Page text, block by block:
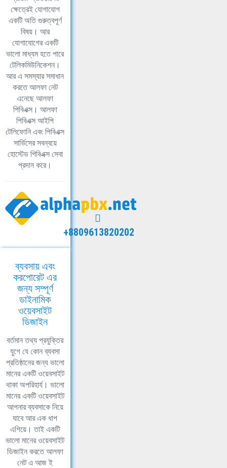
ক্ষেত্রেই যোগাযোগ
একটি অতি গুরুত্বপূর্ণ
বিষয়। আর
যোগাযোগের একটি
ভালো মাধ্যম হতে পারে
টেলিকমিউনিকেশন।
আর এ সমস্যার সমাধান
করতে আলফা নেট
এনেছে আলফা
পিবিএক্স। আলফা
পিবিএক্স আইপি
টেলিফোনি এবং পিবিএক্স
সার্ভিসের সবন্বয়ে
হোস্টেড পিবিএক্স সেবা
প্রদান করে।
+8809613820202
ব্যবসায় এবং
করপোরেট এর
জন্য সম্পূর্ণ
ডাইনামিক
ওয়েবসাইট
ডিজাইন
বর্তমান তথ্য প্রযুক্তির
যুগে যে কোন ব্যবসা
প্রতিষ্ঠানের জন্য ভালো
মানের একটি ওয়েবসাইট
থাকা অপরিহার্য। ভালো
মানের একটি ওয়েবসাইট
আপনার ব্যবসাকে নিয়ে
যাবে আর এক ধাপ
এগিয়ে। তাই একটি
ভালো মানের ওয়েবসাইট
ডিজাইন করতে আলফা
নেট এ আজ ই